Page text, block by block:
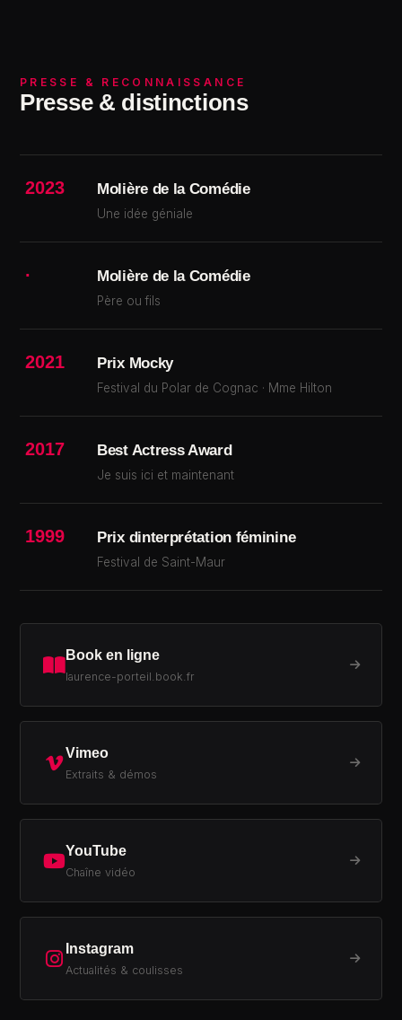
PRESSE & RECONNAISSANCE
Presse & distinctions
2023 Molière de la Comédie
Une idée géniale
· Molière de la Comédie
Père ou fils
2021 Prix Mocky
Festival du Polar de Cognac · Mme Hilton
2017 Best Actress Award
Je suis ici et maintenant
1999 Prix dinterprétation féminine
Festival de Saint-Maur
Book en ligne
laurence-porteil.book.fr
Vimeo
Extraits & démos
YouTube
Chaîne vidéo
Instagram
Actualités & coulisses